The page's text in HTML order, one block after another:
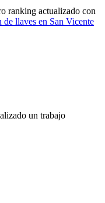
ranking actualizado con
llaves en San Vicente
un trabajo